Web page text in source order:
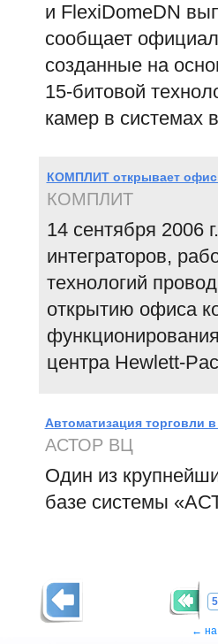
и FlexiDomeDN
сообщает
созданные на
15-битовой
камер в системах
КОМПЛИТ открывает офис
КОМПЛИТ
14 сентября
интеграторов,
технологий
открытию офиса
центра Hewlett-
Автоматизация торговли
АСТОР ВЦ
Один из
базе системы
← на